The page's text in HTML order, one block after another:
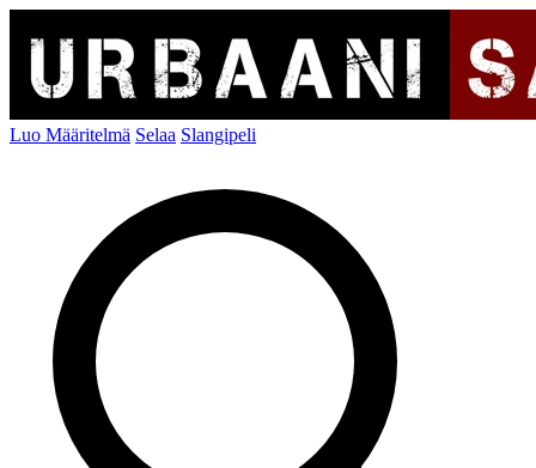
Luo Määritelmä Selaa Slangipeli